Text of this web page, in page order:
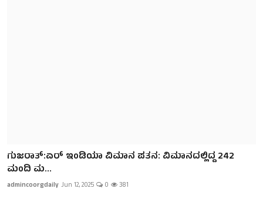
ಗುಜರಾತ್:ಏರ್ ಇಂಡಿಯಾ ವಿಮಾನ ಪತನ: ವಿಮಾನದಲ್ಲಿದ್ದ 242
ಮಂದಿ ಮ...
admincoorgdaily Jun 12, 2025 0 381